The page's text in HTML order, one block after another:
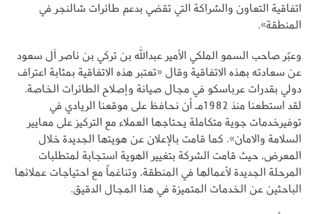
اتفاقية التعاون والشراكة التي تقضي بدعم طائرات شالنجر في
المنطقة».
وعبًر صاحب السمو الملكي الأمير عبدالله بن تركي بن ناصر آل سعود
عن سعادته بهذه الاتفاقية وقال «تعتبر هذه الاتفاقية بمثابة اعتراف
دولي بقدرات عرباسكو في مجال صيانة وإصلاح الطائرات الخاصة.
لقد استطعنا منذ 1982مـ أن نحافظ على موقعنا الريادي في
توفيرخدمات جوية متكاملة يحتاجها العملاء مع التركيز على معايير
السلامة والامان». كما قامت بالإعلان عن هويتها الجديدة خلال
المعرض، حيث قامت الشركة بتغيير الهوية استجابة لمتطلبات
المرحلة الجديدة لأعمالها في المنطقة، وتناغماً مع احتياجات عملائها
الباحثين عن الخدمات المتميزة في هذا المجال الدقيق.